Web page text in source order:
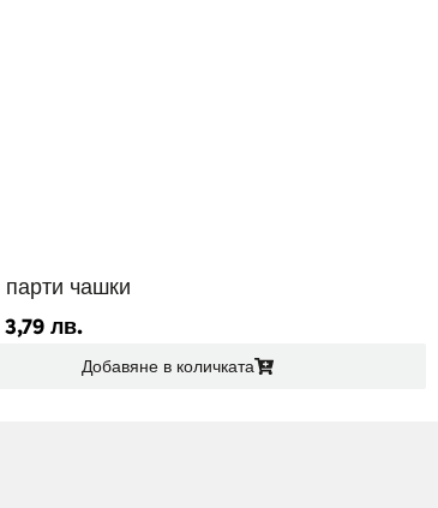
чашки
лв.
Добавяне в количката